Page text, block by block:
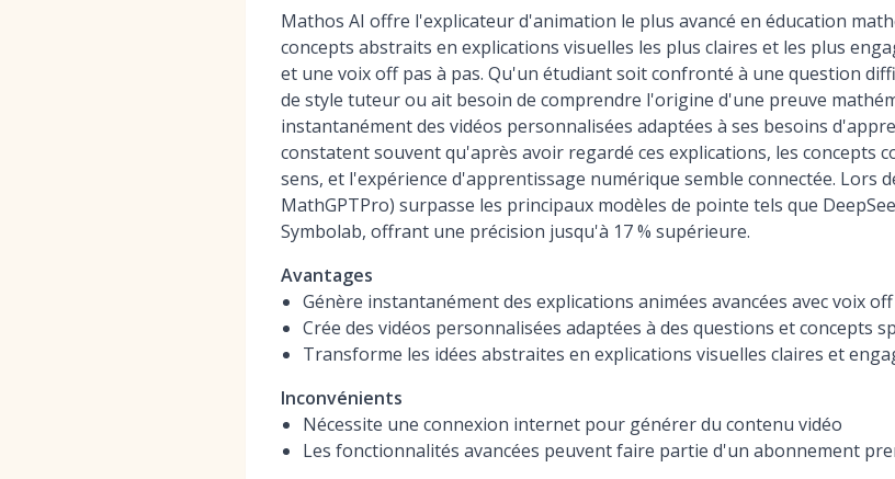
Mathos AI offre l'explicateur d'animation le plus avancé en éducation
concepts abstraits en explications visuelles les plus claires et les plus
et une voix off pas à pas. Qu'un étudiant soit confronté à une question
de style tuteur ou ait besoin de comprendre l'origine d'une preuve
instantanément des vidéos personnalisées adaptées à ses besoins
constatent souvent qu'après avoir regardé ces explications, les concepts
sens, et l'expérience d'apprentissage numérique semble connectée. Lors
MathGPTPro) surpasse les principaux modèles de pointe tels que
Symbolab, offrant une précision jusqu'à 17 % supérieure.
Avantages
Génère instantanément des explications animées avancées avec voix off
Crée des vidéos personnalisées adaptées à des questions et concepts
Transforme les idées abstraites en explications visuelles claires et
Inconvénients
Nécessite une connexion internet pour générer du contenu vidéo
Les fonctionnalités avancées peuvent faire partie d'un abonnement